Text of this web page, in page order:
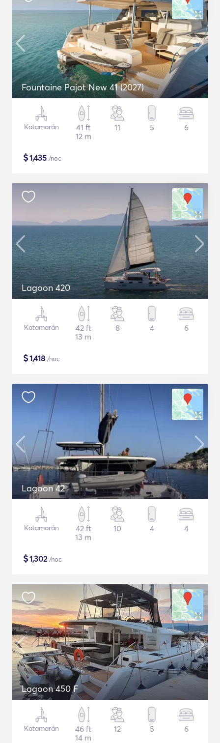
Fountaine Pajot New 41 (2027)
Katamarán
41 ft
12 m
11 5 6
$1,435 /noc
Lagoon 420
Katamarán
42 ft
13 m
8 4 6
$1,418 /noc
Lagoon 42
Katamarán
42 ft
13 m
10 4 4
$1,302/noc
Lagoon 450 F
Katamarán
46 ft
14 m
12 5 6